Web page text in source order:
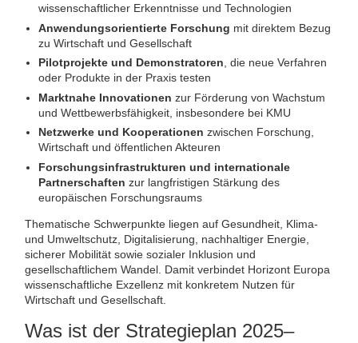
wissenschaftlicher Erkenntnisse und Technologien
Anwendungsorientierte Forschung mit direktem Bezug
zu Wirtschaft und Gesellschaft
Pilotprojekte und Demonstratoren , die neue Verfahren
oder Produkte in der Praxis testen
Marktnahe Innovationen zur Förderung von Wachstum
und Wettbewerbsfähigkeit, insbesondere bei KMU
Netzwerke und Kooperationen zwischen Forschung,
Wirtschaft und öffentlichen Akteuren
Forschungsinfrastrukturen und internationale
Partnerschaften zur langfristigen Stärkung des
europäischen Forschungsraums
Thematische Schwerpunkte liegen auf Gesundheit, Klima-
und Umweltschutz, Digitalisierung, nachhaltiger Energie,
sicherer Mobilität sowie sozialer Inklusion und
gesellschaftlichem Wandel. Damit verbindet Horizont Europa
wissenschaftliche Exzellenz mit konkretem Nutzen für
Wirtschaft und Gesellschaft.
Was ist der Strategieplan 2025–